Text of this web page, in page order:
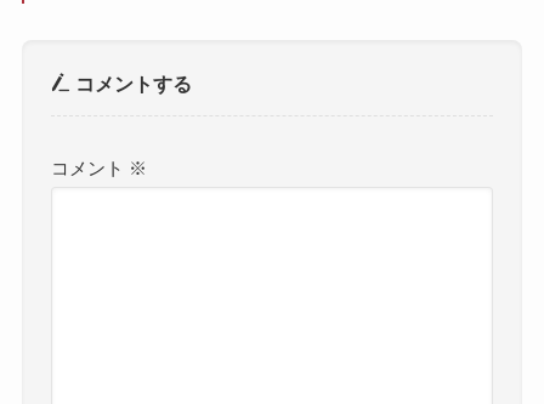
コメントする
コメント ※